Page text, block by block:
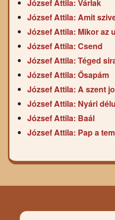
József Attila: Várlak
József Attila: Amit
József Attila: Mikor az
József Attila: Csend
József Attila: Téged
József Attila: Ősapám
József Attila: A szent
József Attila: Nyári
József Attila: Baál
József Attila: Pap a